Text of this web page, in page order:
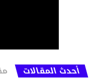
أحدث المقالات